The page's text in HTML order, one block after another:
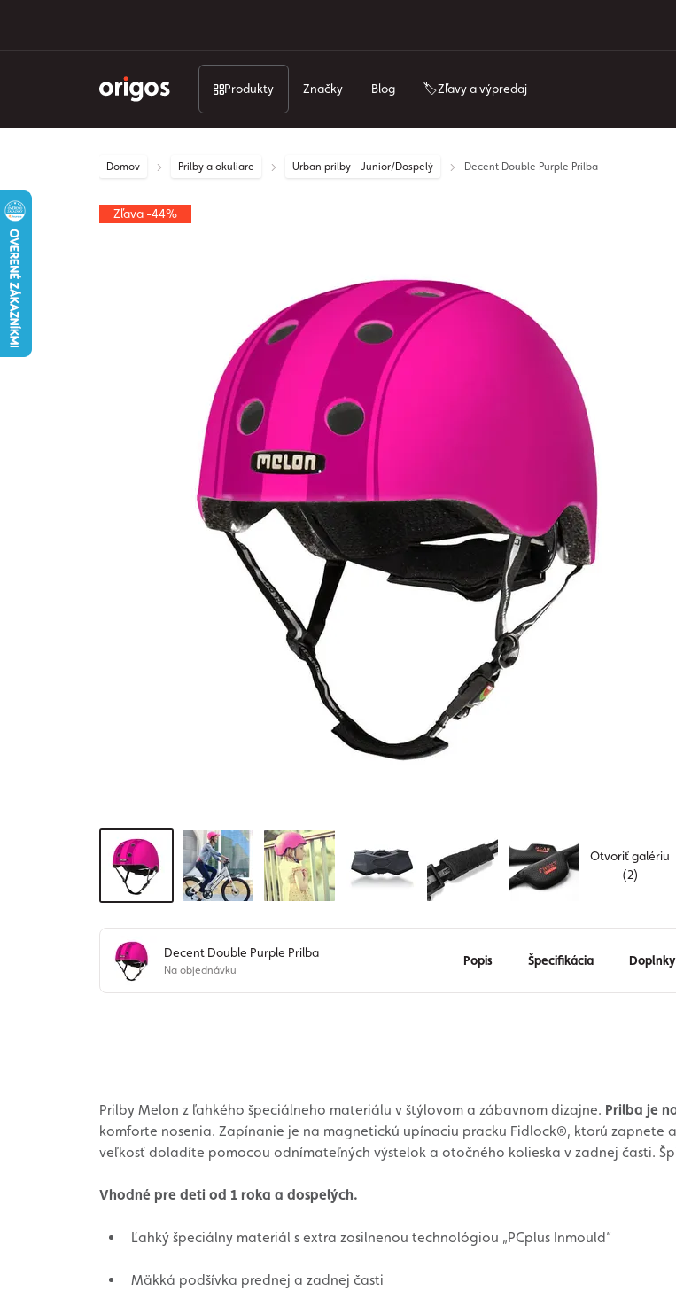
Produkty Značky Blog 🏷️Zľavy a výpredaj
Domov Prilby a okuliare Urban prilby - Junior/Dospelý Decent Double Purple Prilba
Otvoriť galériu
(2)
Zľava -44%
Decent Double Purple Prilba
Na objednávku
Popis Špecifikácia Doplnky
Prilby Melon z ľahkého špeciálneho materiálu v štýlovom a zábavnom dizajne. Prilba je
komforte nosenia. Zapínanie je na magnetickú upínaciu pracku Fidlock®, ktorú
veľkosť doladíte pomocou odnímateľných výstelok a otočného kolieska v zadnej časti.
Vhodné pre deti od 1 roka a dospelých.
Ľahký špeciálny materiál s extra zosilnenou technológiou „PCplus Inmould“
Mäkká podšívka prednej a zadnej časti